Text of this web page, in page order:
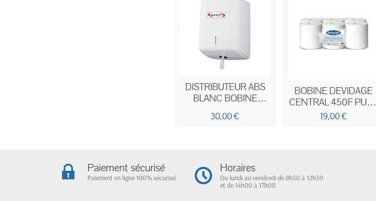
DISTRIBUTEUR ABS
BLANC BOBINE
DEVIDAGE CENTRAL
450F
30,00 €
BOBINE DEVIDAGE
CENTRAL 450F PURE
OUATE BLANCHE
19,00 €
Paiement sécurisé
Paiement en ligne 100% sécurisé
Horaires
Du lundi au vendredi de 8h30 à 12h30
et de 14h00 à 17h00